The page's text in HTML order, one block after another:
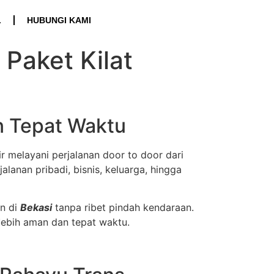
HUBUNGI KAMI
Kilat
Tepat Waktu
melayani perjalanan door to door dari
pribadi, bisnis, keluarga, hingga
di Bekasitanpa ribet pindah kendaraan.
aman dan tepat waktu.